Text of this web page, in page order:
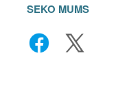
SEKO MUMS